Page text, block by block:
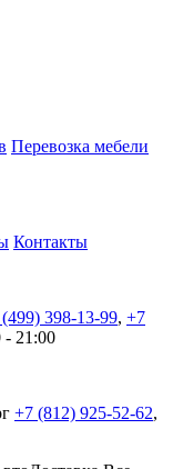
Перевозка мебели
Контакты
398-13-99, +7
- 21:00
+7 (812) 925-52-62,